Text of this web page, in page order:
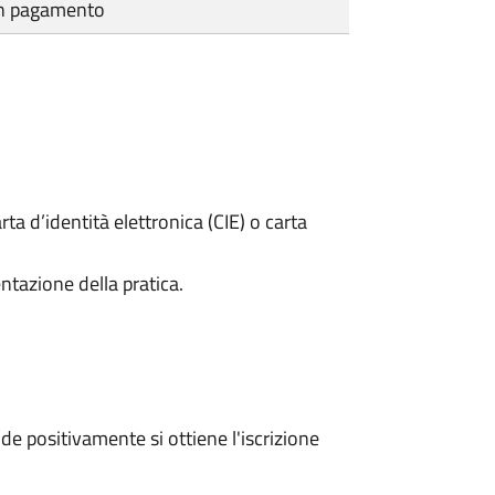
pagamento
d’identità elettronica (CIE) o carta
della pratica.
positivamente si ottiene l'iscrizione